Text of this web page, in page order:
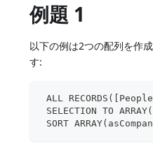
例題 1
以下の例は2つの配列を作
す:
ALL
SELECTION TO
SORT